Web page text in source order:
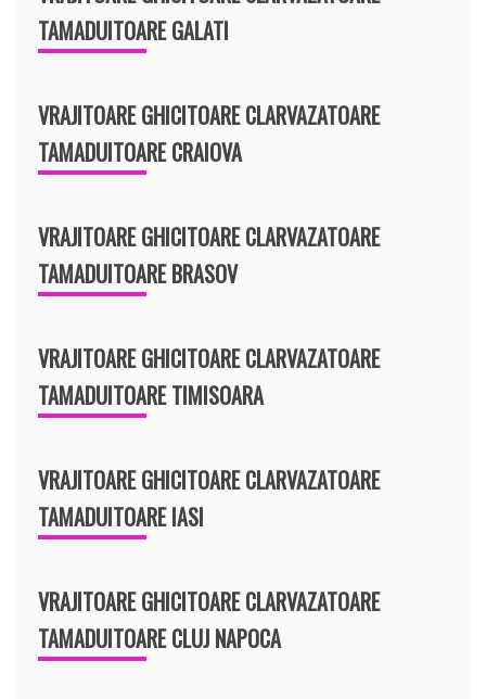
TAMADUITOARE GALATI
VRAJITOARE GHICITOARE CLARVAZATOARE
TAMADUITOARE CRAIOVA
VRAJITOARE GHICITOARE CLARVAZATOARE
TAMADUITOARE BRASOV
VRAJITOARE GHICITOARE CLARVAZATOARE
TAMADUITOARE TIMISOARA
VRAJITOARE GHICITOARE CLARVAZATOARE
TAMADUITOARE IASI
VRAJITOARE GHICITOARE CLARVAZATOARE
TAMADUITOARE CLUJ NAPOCA